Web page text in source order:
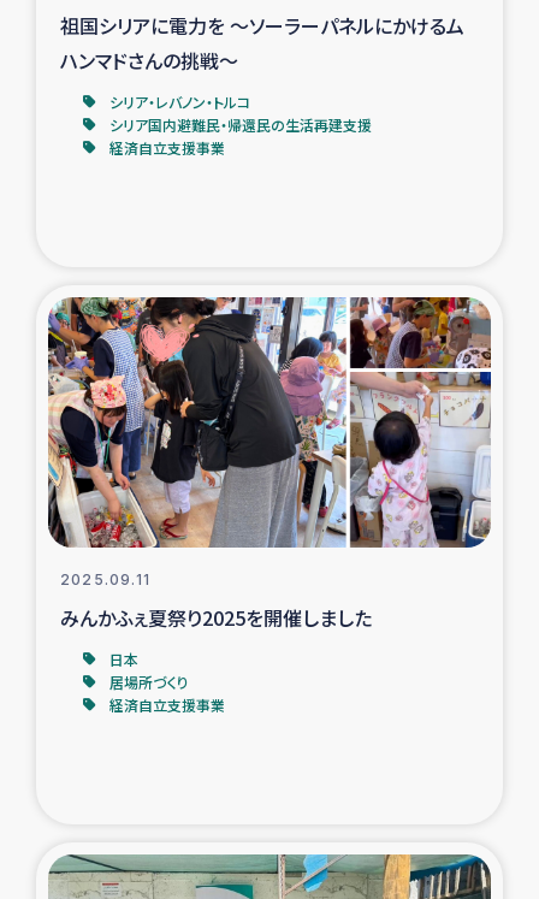
レバノンでのシリア難民・レバノン人への農業支援
神原ゼミxパルシック
仮設住宅生活支援・農業復興支援
漁業復興支援
インターン・ボランティア日誌
経済自立支援事業
ガザ空爆被災者への食料支援と農家生産支援
ガザ地区における被災住民への緊急支援
祖国シリアに電力を ～ソーラーパネルにかけるム
ハンマドさんの挑戦～
シリア・レバノン・トルコ
シリア国内避難民・帰還民の生活再建支援
経済自立支援事業
2025.09.11
みんかふぇ夏祭り2025を開催しました
日本
居場所づくり
経済自立支援事業